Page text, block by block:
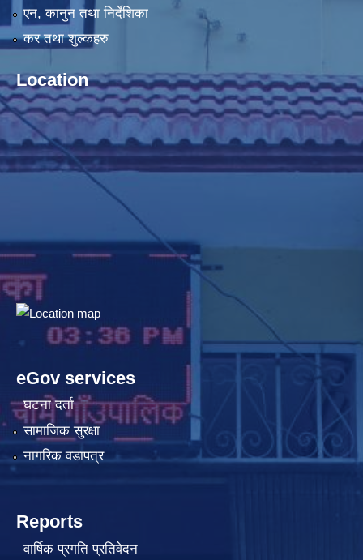
एन, कानुन तथा निर्देशिका
कर तथा शुल्कहरु
Location
eGov services
घटना दर्ता
सामाजिक सुरक्षा
नागरिक वडापत्र
Reports
वार्षिक प्रगति प्रतिवेदन